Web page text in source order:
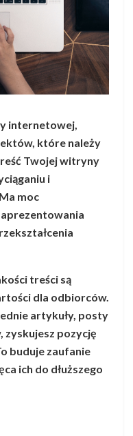
internetowej,
które należy
Twojej witryny
i
moc
treści są
dla odbiorców.
artykuły, posty
zyskujesz pozycję
buduje zaufanie
ich do dłuższego